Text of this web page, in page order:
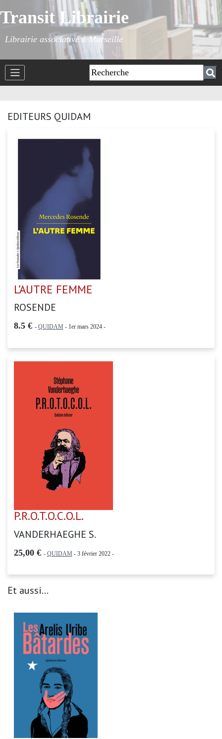
Transit Librairie
Librairie associative à Marseille
EDITEURS QUIDAM
L’AUTRE FEMME
ROSENDE
8.5 € - QUIDAM - 1er mars 2024 -
P.R.O.T.O.C.O.L.
VANDERHAEGHE S.
25,00 € - QUIDAM - 3 février 2022 -
Et aussi...